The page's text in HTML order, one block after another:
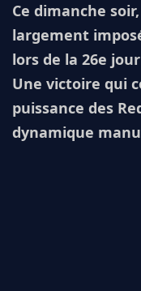
Ce dimanche
largement
lors de la 26e
Une victoire qui
puissance des
dynamique